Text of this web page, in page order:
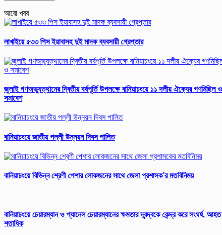
আরো খবর
লাখাইয়ে ৫৩৩ পিস ইয়াবাসহ দুই মাদক ব্যবসায়ী গ্রেপ্তার
জুলাই গণঅভ্যুত্থানের দ্বিতীয় বর্ষপূর্তি উপলক্ষে বানিয়াচংয়ে ১১ দলীয় ঐক্যের গণমিছিল ও
সমাবেশ
বানিয়াচংয়ে জাতীয় পল্লী উন্নয়ন দিবস পালিত
বানিয়াচংয়ে বিভিন্ন শ্রেণী পেশার লোকজনের সাথে জেলা প্রশাসক’র মতবিনিময়
বানিয়াচংয়ে চেয়ারম্যান ও প্যানেল চেয়ারম্যানের ক্ষমতার দ্বন্দ্বকে কেন্দ্র করে সংঘর্ষ, আহত
শতাধিক